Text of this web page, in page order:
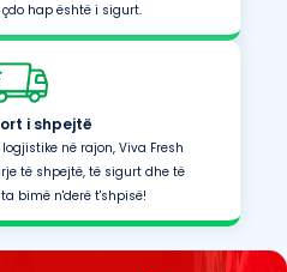
hap është i sigurt.
i shpejtë
në rajon, Viva Fresh
të shpejtë, të sigurt dhe të
bimë n'derë t'shpisë!